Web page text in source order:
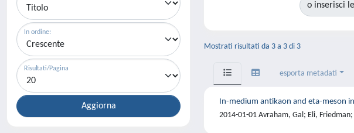
In ordine:
Risultati/Pagina
o inserisci
Mostrati risultati da 3 a 3 di 3
esporta metadati
In-medium antikaon and eta-meson
2014-01-01 Avraham, Gal; Eli,